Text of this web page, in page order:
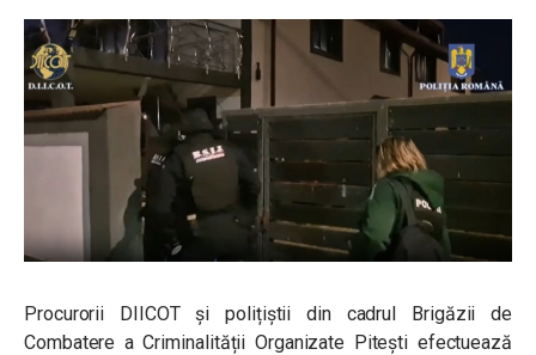
Procurorii DIICOT și polițiștii din cadrul Brigăzii de
Combatere a Criminalității Organizate Pitești efectuează